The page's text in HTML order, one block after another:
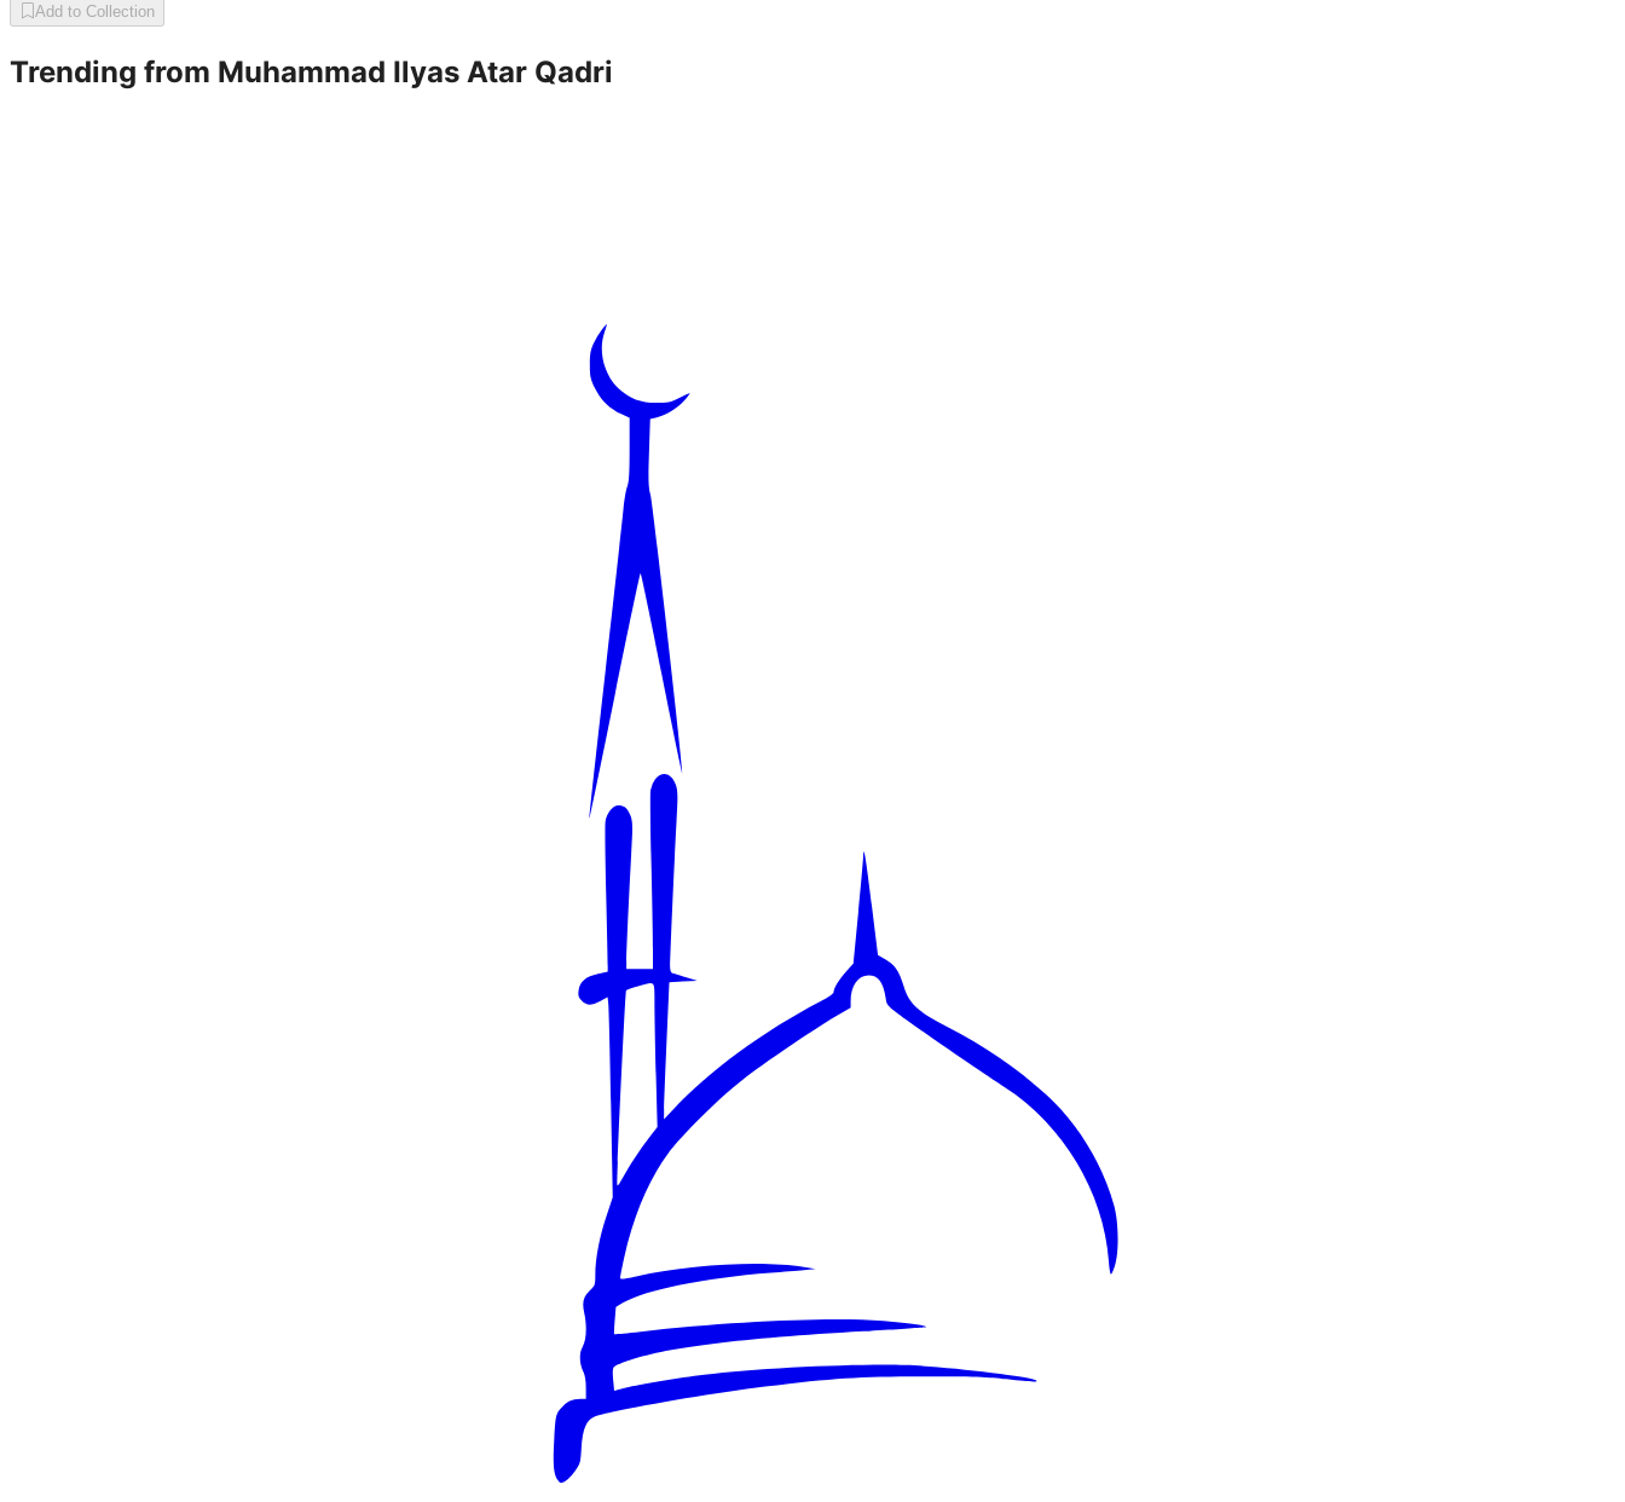
Add to Collection
Trending from Muhammad Ilyas Atar Qadri